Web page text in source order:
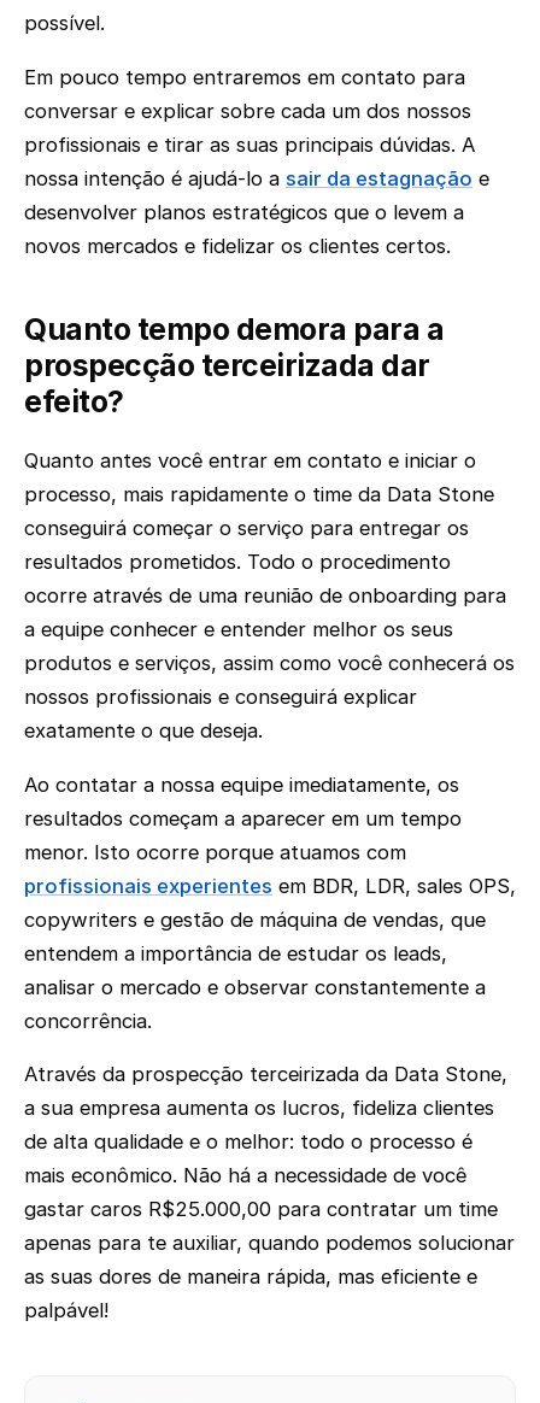
possível.
Em pouco tempo entraremos em contato para
conversar e explicar sobre cada um dos nossos
profissionais e tirar as suas principais dúvidas. A
nossa intenção é ajudá-lo a sair da estagnação e
desenvolver planos estratégicos que o levem a
novos mercados e fidelizar os clientes certos.
Quanto tempo demora para a
prospecção terceirizada dar
efeito?
Quanto antes você entrar em contato e iniciar o
processo, mais rapidamente o time da Data Stone
conseguirá começar o serviço para entregar os
resultados prometidos. Todo o procedimento
ocorre através de uma reunião de onboarding para
a equipe conhecer e entender melhor os seus
produtos e serviços, assim como você conhecerá os
nossos profissionais e conseguirá explicar
exatamente o que deseja.
Ao contatar a nossa equipe imediatamente, os
resultados começam a aparecer em um tempo
menor. Isto ocorre porque atuamos com
profissionais experientes em BDR, LDR, sales OPS,
copywriters e gestão de máquina de vendas, que
entendem a importância de estudar os leads,
analisar o mercado e observar constantemente a
concorrência.
Através da prospecção terceirizada da Data Stone,
a sua empresa aumenta os lucros, fideliza clientes
de alta qualidade e o melhor: todo o processo é
mais econômico. Não há a necessidade de você
gastar caros R$25.000,00 para contratar um time
apenas para te auxiliar, quando podemos solucionar
as suas dores de maneira rápida, mas eficiente e
palpável!